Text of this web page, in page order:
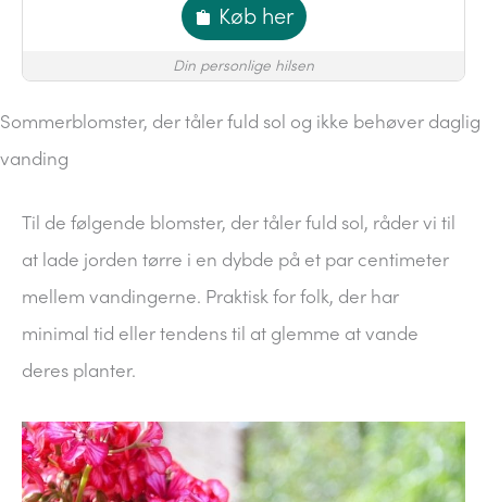
Køb her
Din personlige hilsen
Sommerblomster, der tåler fuld sol og ikke behøver daglig
vanding
Til de følgende blomster, der tåler fuld sol, råder vi til
at lade jorden tørre i en dybde på et par centimeter
mellem vandingerne. Praktisk for folk, der har
minimal tid eller tendens til at glemme at vande
deres planter.